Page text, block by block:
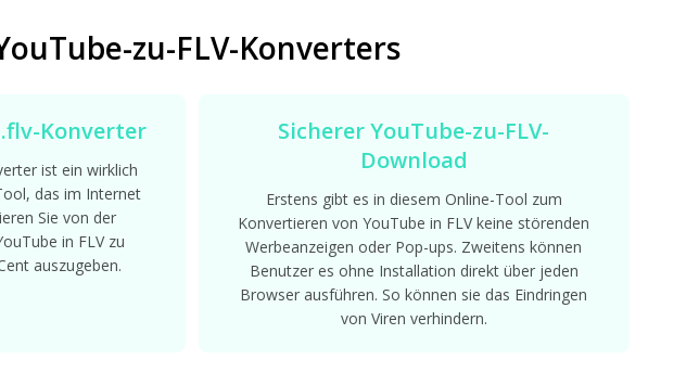
zu-FLV-Konverters
Konverter
ist ein wirklich
das im Internet
Sie von der
in FLV zu
auszugeben.
Sicherer YouTube-zu-FLV-
Download
Erstens gibt es in diesem Online-Tool zum
Konvertieren von YouTube in FLV keine störenden
Werbeanzeigen oder Pop-ups. Zweitens können
Benutzer es ohne Installation direkt über jeden
Browser ausführen. So können sie das Eindringen
von Viren verhindern.